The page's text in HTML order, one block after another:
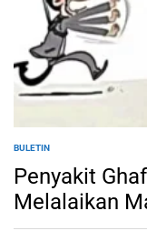
POSTED
IN
BULETIN
Penyakit
Melalaikan